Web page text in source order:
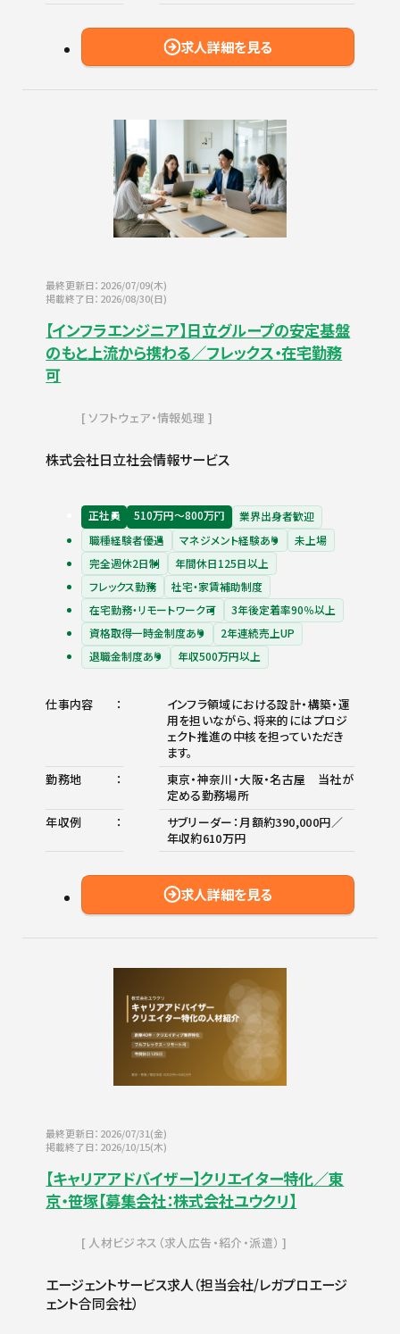
求人詳細を見る
最終更新日：2026/07/09(木)
掲載終了日：2026/08/30(日)
【インフラエンジニア】日立グループの安定基盤
のもと上流から携わる／フレックス・在宅勤務
可
ソフトウェア・情報処理
株式会社日立社会情報サービス
正社員 510万円〜800万円
業界出身者歓迎
職種経験者優遇
マネジメント経験あり
未上場
完全週休2日制
年間休日125日以上
フレックス勤務
社宅・家賃補助制度
在宅勤務・リモートワーク可
3年後定着率90％以上
資格取得一時金制度あり
2年連続売上UP
退職金制度あり
年収500万円以上
仕事内容
インフラ領域における設計・構築・運
用を担いながら、将来的にはプロジ
ェクト推進の中核を担っていただき
ます。
勤務地
東京・神奈川・大阪・名古屋 当社が
定める勤務場所
年収例
サブリーダー：月額約390,000円／
年収約610万円
求人詳細を見る
最終更新日：2026/07/31(金)
掲載終了日：2026/10/15(木)
【キャリアアドバイザー】クリエイター特化／東
京・笹塚【募集会社：株式会社ユウクリ】
人材ビジネス（求人広告・紹介・派遣）
エージェントサービス求人（担当会社/レガプロエージ
ェント合同会社）